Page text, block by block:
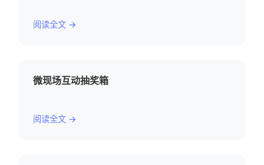
阅读全文 →
微现场互动抽奖箱
阅读全文 →